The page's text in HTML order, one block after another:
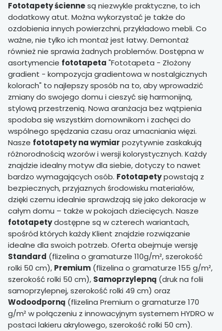
Fototapety ściennesą niezwykle praktyczne, to ich
dodatkowy atut. Można wykorzystać je także do
ozdobienia innych powierzchni, przykładowo mebli. Co
ważne, nie tylko ich montaż jest łatwy. Demontaż
również nie sprawia żadnych problemów. Dostępna w
asortymencie fototapeta "Fototapeta - Złożony
gradient - kompozycja gradientowa w nostalgicznych
kolorach" to najlepszy sposób na to, aby wprowadzić
zmiany do swojego domu i cieszyć się harmonijną,
stylową przestrzenią. Nowa aranżacja bez wątpienia
spodoba się wszystkim domownikom i zachęci do
wspólnego spędzania czasu oraz umacniania więzi.
Nasze fototapety na wymiar pozytywnie zaskakują
różnorodnością wzorów i wersji kolorystycznych. Każdy
znajdzie idealny motyw dla siebie, dotyczy to nawet
bardzo wymagających osób. Fototapetypowstają z
bezpiecznych, przyjaznych środowisku materiałów,
dzięki czemu idealnie sprawdzają się jako dekoracje w
całym domu – także w pokojach dziecięcych. Nasze
fototapetydostępne są w czterech wariantach,
spośród których każdy Klient znajdzie rozwiązanie
idealne dla swoich potrzeb. Oferta obejmuje wersję
Standard (flizelina o gramaturze 110g/m², szerokość
rolki 50 cm), Premium (flizelina o gramaturze 155 g/m²,
szerokość rolki 50 cm), Samoprzylepną (druk na folii
samoprzylepnej, szerokość rolki 49 cm) oraz
Wodoodporną (flizelina Premium o gramaturze 170
g/m² w połączeniu z innowacyjnym systemem HYDRO w
postaci lakieru akrylowego, szerokość rolki 50 cm).